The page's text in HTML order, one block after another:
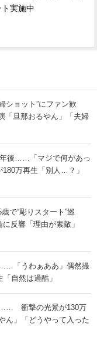
実施中
ショット”にファン歓
旦那おるやん」「夫婦
後……「マジで何があっ
万再生「別人…？」
で“彫りスタート”巡
反響「理由が素敵」
「うわぁああ」偶然撮
自然は過酷」
…… 衝撃の光景が130万
ん」「どうやって入った